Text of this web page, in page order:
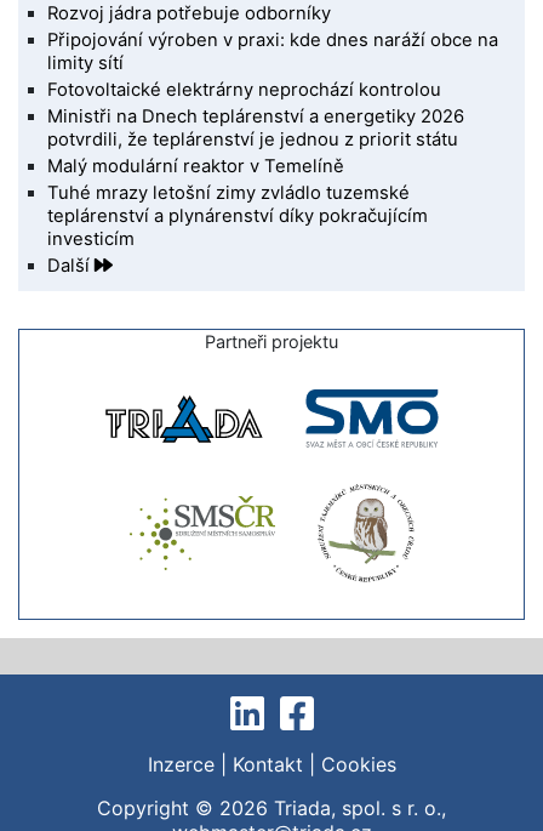
Rozvoj jádra potřebuje odborníky
Připojování výroben v praxi: kde dnes naráží obce na
limity sítí
Fotovoltaické elektrárny neprochází kontrolou
Ministři na Dnech teplárenství a energetiky 2026
potvrdili, že teplárenství je jednou z priorit státu
Malý modulární reaktor v Temelíně
Tuhé mrazy letošní zimy zvládlo tuzemské
teplárenství a plynárenství díky pokračujícím
investicím
Další
Partneři projektu
Inzerce| Kontakt
Cookies
Copyright © 2026 Triada, spol. s r. o.,